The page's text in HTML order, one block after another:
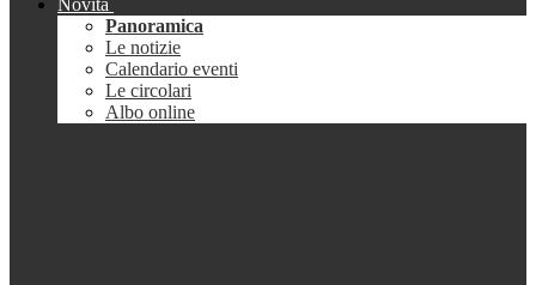
Novità
Panoramica
Le notizie
Calendario eventi
Le circolari
Albo online